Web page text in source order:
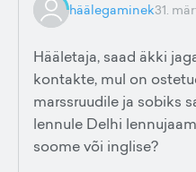
häälegaminek31.
Hääletaja, saad äkki
kontakte, mul on
marssruudile ja sobiks
lennule Delhi
soome või inglise?